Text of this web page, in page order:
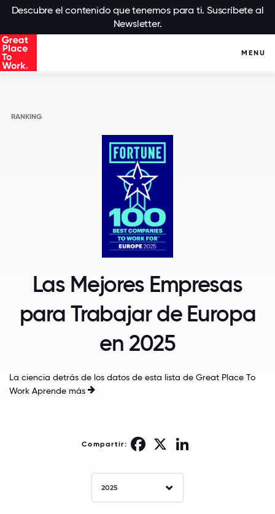
Descubre el contenido que tenemos para ti. Suscríbete al
Newsletter.
MENU
RANKING
Las Mejores Empresas
para Trabajar de Europa
en 2025
La ciencia detrás de los datos de esta lista de Great Place To
Work Aprende más
Compartir: Facebook
2025